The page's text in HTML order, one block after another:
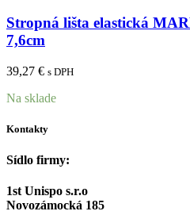
Stropná lišta elastická
7,6cm
39,27 € s DPH
Na sklade
Kontakty
Sídlo firmy:
1st Unispo s.r.o
Novozámocká 185